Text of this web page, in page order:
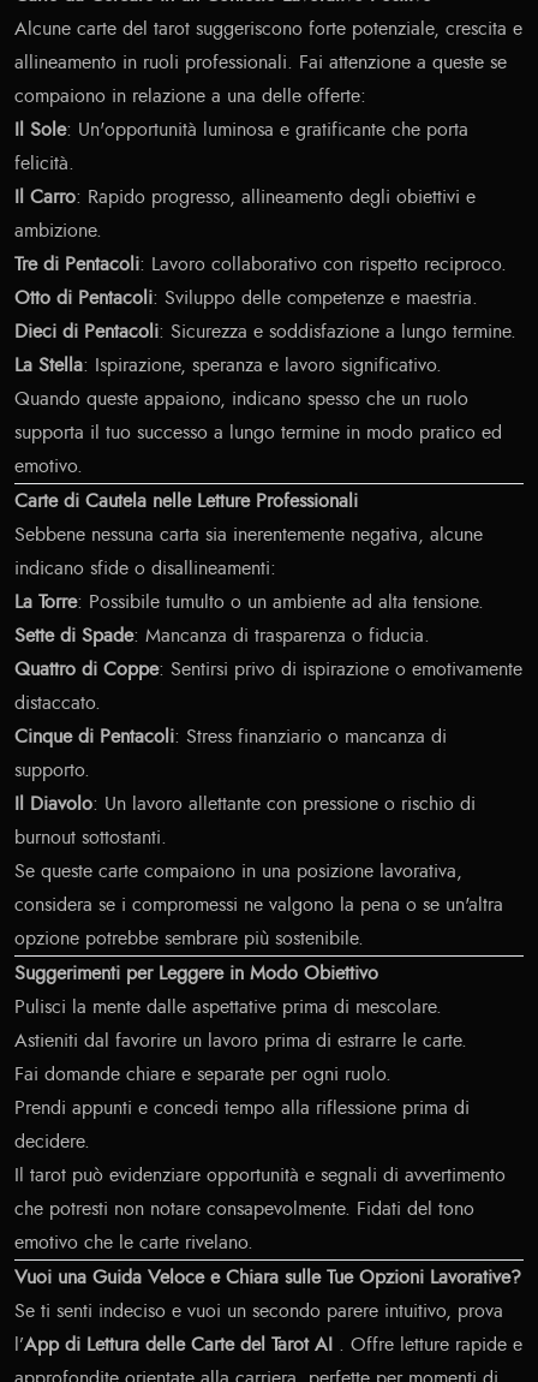
Alcune carte del tarot suggeriscono forte potenziale, crescita e
allineamento in ruoli professionali. Fai attenzione a queste se
compaiono in relazione a una delle offerte:
Il Sole: Un'opportunità luminosa e gratificante che porta
felicità.
Il Carro: Rapido progresso, allineamento degli obiettivi e
ambizione.
Tre di Pentacoli: Lavoro collaborativo con rispetto reciproco.
Otto di Pentacoli: Sviluppo delle competenze e maestria.
Dieci di Pentacoli: Sicurezza e soddisfazione a lungo termine.
La Stella: Ispirazione, speranza e lavoro significativo.
Quando queste appaiono, indicano spesso che un ruolo
supporta il tuo successo a lungo termine in modo pratico ed
emotivo.
Carte di Cautela nelle Letture Professionali
Sebbene nessuna carta sia inerentemente negativa, alcune
indicano sfide o disallineamenti:
La Torre: Possibile tumulto o un ambiente ad alta tensione.
Sette di Spade: Mancanza di trasparenza o fiducia.
Quattro di Coppe: Sentirsi privo di ispirazione o emotivamente
distaccato.
Cinque di Pentacoli: Stress finanziario o mancanza di
supporto.
Il Diavolo: Un lavoro allettante con pressione o rischio di
burnout sottostanti.
Se queste carte compaiono in una posizione lavorativa,
considera se i compromessi ne valgono la pena o se un'altra
opzione potrebbe sembrare più sostenibile.
Suggerimenti per Leggere in Modo Obiettivo
Pulisci la mente dalle aspettative prima di mescolare.
Astieniti dal favorire un lavoro prima di estrarre le carte.
Fai domande chiare e separate per ogni ruolo.
Prendi appunti e concedi tempo alla riflessione prima di
decidere.
Il tarot può evidenziare opportunità e segnali di avvertimento
che potresti non notare consapevolmente. Fidati del tono
emotivo che le carte rivelano.
Vuoi una Guida Veloce e Chiara sulle Tue Opzioni Lavorative?
Se ti senti indeciso e vuoi un secondo parere intuitivo, prova
l’App di Lettura delle Carte del Tarot AI
. Offre letture rapide e